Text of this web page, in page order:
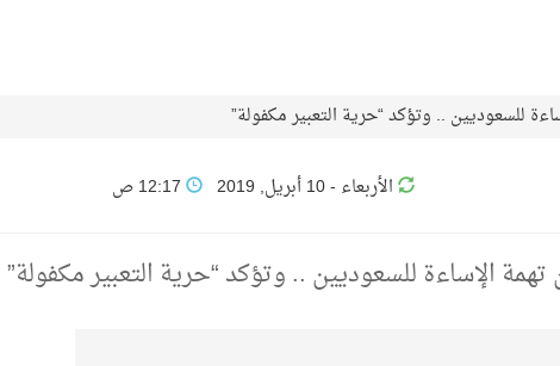
للسعوديين .. وتؤكد “حرية التعبير مكفولة”
الأربعاء - 10 أبريل, 2019
الإساءة للسعوديين .. وتؤكد “حرية التعبير مكفولة”